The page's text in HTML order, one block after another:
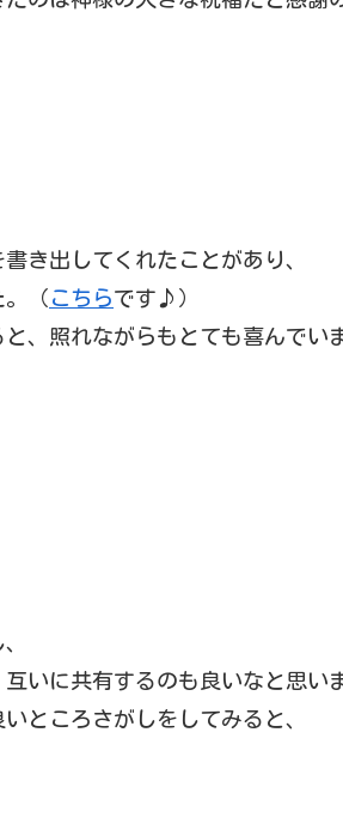
き出してくれたことがあり、
。（ こちらです♪）
、照れながらもとても喜んでい
いに共有するのも良いなと思い
ところさがしをしてみると、